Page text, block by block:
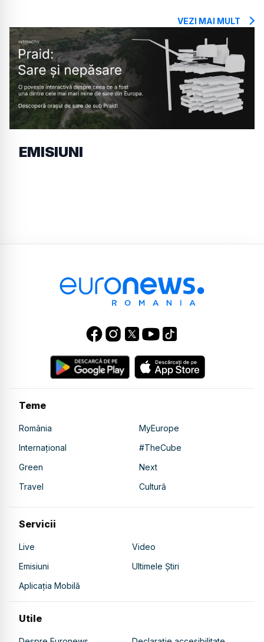
VEZI MAI MULT
EMISIUNI
Teme
România
MyEurope
Internațional
#TheCube
Green
Next
Travel
Cultură
Servicii
Live
Video
Emisiuni
Ultimele Știri
Aplicația Mobilă
Utile